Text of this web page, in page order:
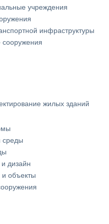
учреждения
инфраструктуры
жилых зданий
среды
дизайн
объекты